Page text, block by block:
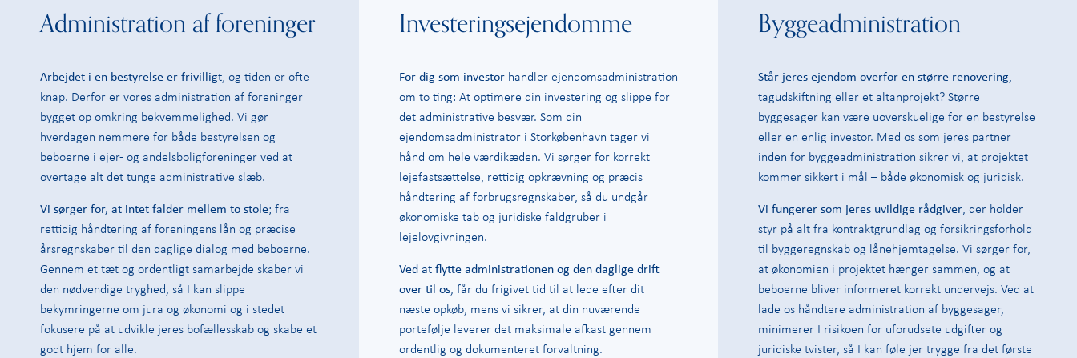
Administration af foreninger
Arbejdet i en bestyrelse er frivilligt, og tiden er ofte
knap. Derfor er vores administration af foreninger
bygget op omkring bekvemmelighed. Vi gør
hverdagen nemmere for både bestyrelsen og
beboerne i ejer- og andelsboligforeninger ved at
overtage alt det tunge administrative slæb.
Vi sørger for, at intet falder mellem to stole; fra
rettidig håndtering af foreningens lån og præcise
årsregnskaber til den daglige dialog med beboerne.
Gennem et tæt og ordentligt samarbejde skaber vi
den nødvendige tryghed, så I kan slippe
bekymringerne om jura og økonomi og i stedet
fokusere på at udvikle jeres bofællesskab og skabe et
godt hjem for alle.
Investeringsejendomme
For dig som investorhandler ejendomsadministration
om to ting: At optimere din investering og slippe for
det administrative besvær. Som din
ejendomsadministrator i Storkøbenhavn tager vi
hånd om hele værdikæden. Vi sørger for korrekt
lejefastsættelse, rettidig opkrævning og præcis
håndtering af forbrugsregnskaber, så du undgår
økonomiske tab og juridiske faldgruber i
lejelovgivningen.
Ved at flytte administrationen og den daglige drift
over til os, får du frigivet tid til at lede efter dit
næste opkøb, mens vi sikrer, at din nuværende
portefølje leverer det maksimale afkast gennem
ordentlig og dokumenteret forvaltning.
Byggeadministration
Står jeres ejendom overfor en større renovering,
tagudskiftning eller et altanprojekt? Større
byggesager kan være uoverskuelige for en bestyrelse
eller en enlig investor. Med os som jeres partner
inden for byggeadministration sikrer vi, at projektet
kommer sikkert i mål – både økonomisk og juridisk.
Vi fungerer som jeres uvildige rådgiver, der holder
styr på alt fra kontraktgrundlag og forsikringsforhold
til byggeregnskab og lånehjemtagelse. Vi sørger for,
at økonomien i projektet hænger sammen, og at
beboerne bliver informeret korrekt undervejs. Ved at
lade os håndtere administration af byggesager,
minimerer I risikoen for uforudsete udgifter og
juridiske tvister, så I kan føle jer trygge fra det første